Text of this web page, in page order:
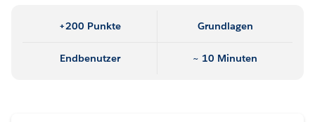
+200 Punkte Grundlagen
Endbenutzer ~ 10 Minuten